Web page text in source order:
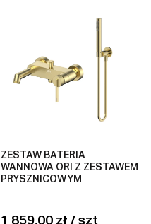
ZESTAW BATERIA
WANNOWA ORI Z ZESTAWEM
PRYSZNICOWYM
1 859,00 zł / szt